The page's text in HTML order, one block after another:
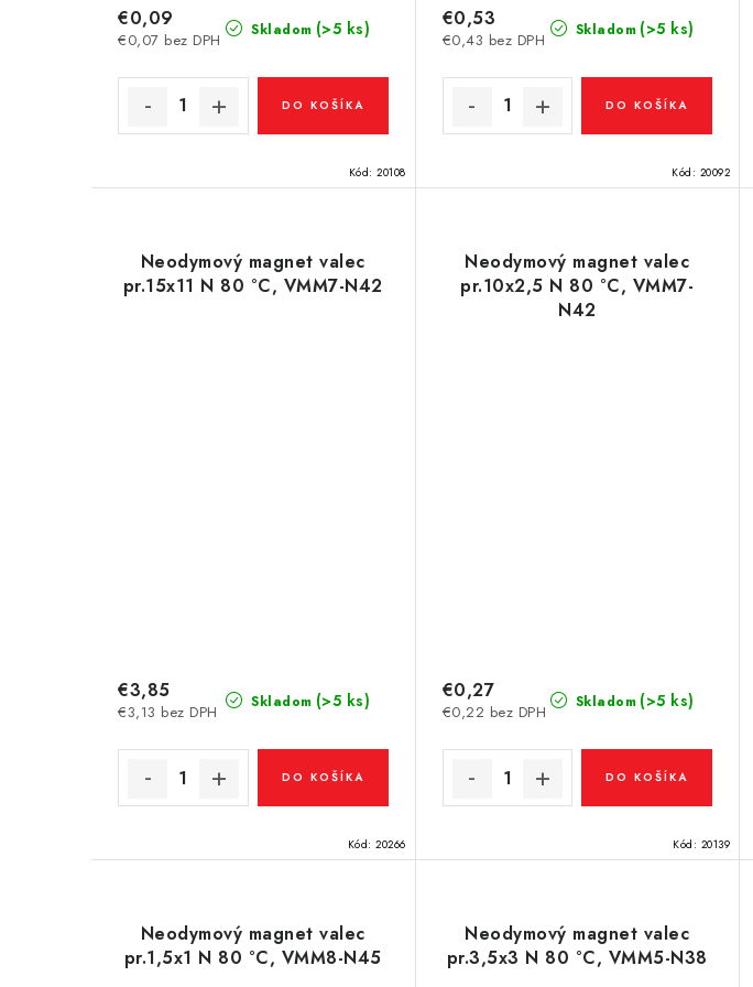
Skladom (>5 ks)
€0,07 bez DPH
€0,09
DO KOŠÍKA
Kód: 20108
Skladom (>5 ks)
€0,43 bez DPH
€0,53
DO KOŠÍKA
Kód: 20092
Neodymový magnet valec
pr.15x11 N 80 °C, VMM7-N42
Skladom (>5 ks)
€3,13 bez DPH
€3,85
DO KOŠÍKA
Kód: 20266
Neodymový magnet valec
pr.10x2,5 N 80 °C, VMM7-
N42
Skladom (>5 ks)
€0,22 bez DPH
€0,27
DO KOŠÍKA
Kód: 20139
Neodymový magnet valec
pr.1,5x1 N 80 °C, VMM8-N45
Neodymový magnet valec
pr.3,5x3 N 80 °C, VMM5-N38